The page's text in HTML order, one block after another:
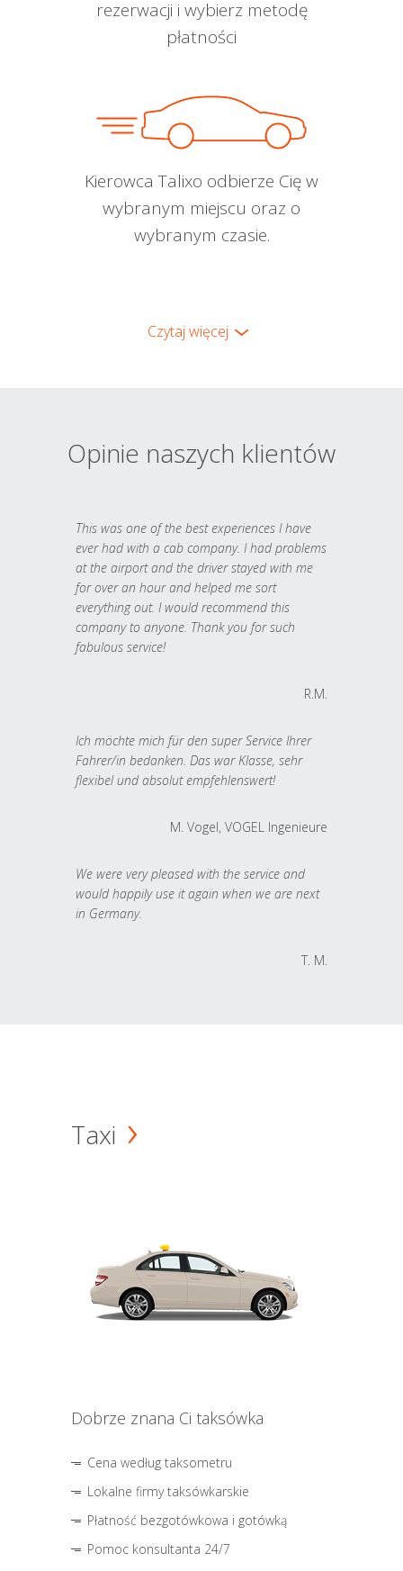
rezerwacji i wybierz metodę
płatności
Kierowca Talixo odbierze Cię w
wybranym miejscu oraz o
wybranym czasie.
Czytaj więcej
Opinie naszych klientów
This was one of the best experiences I have
ever had with a cab company. I had problems
at the airport and the driver stayed with me
for over an hour and helped me sort
everything out. I would recommend this
company to anyone. Thank you for such
fabulous service!
R.M.
Ich möchte mich für den super Service Ihrer
Fahrer/in bedanken. Das war Klasse, sehr
flexibel und absolut empfehlenswert!
M. Vogel, VOGEL Ingenieure
We were very pleased with the service and
would happily use it again when we are next
in Germany.
T. M.
Taxi
Dobrze znana Ci taksówka
Cena według taksometru
Lokalne firmy taksówkarskie
Płatność bezgotówkowa i gotówką
Pomoc konsultanta 24/7